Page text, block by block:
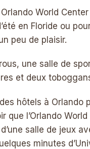
World
en Floride ou
peu de plaisir.
une salle de
et deux
hôtels à Orlando
que l’Orlando
salle de jeux
minutes